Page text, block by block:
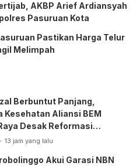
AKBP Arief Ardiansyah
Pasuruan Kota
Pastikan Harga Telur
Melimpah
Berbuntut Panjang,
Kesehatan Aliansi BEM
Desak Reformasi
13 jam yang lalu
Akui Garasi NBN